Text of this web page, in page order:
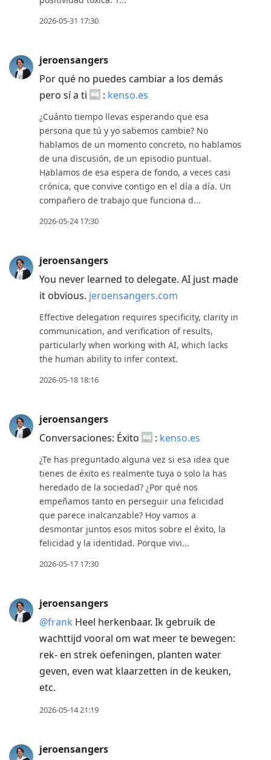
2026-05-31 17:30
jeroensangers
Por qué no puedes cambiar a los demás
pero sí a ti
: kenso.es
¿Cuánto tiempo llevas esperando que esa
persona que tú y yo sabemos cambie? No
hablamos de un momento concreto, no hablamos
de una discusión, de un episodio puntual.
Hablamos de esa espera de fondo, a veces casi
crónica, que convive contigo en el día a día. Un
compañero de trabajo que funciona d...
2026-05-24 17:30
jeroensangers
You never learned to delegate. AI just made
it obvious. jeroensangers.com
Effective delegation requires specificity, clarity in
communication, and verification of results,
particularly when working with AI, which lacks
the human ability to infer context.
2026-05-18 18:16
jeroensangers
Conversaciones: Éxito
: kenso.es
¿Te has preguntado alguna vez si esa idea que
tienes de éxito es realmente tuya o solo la has
heredado de la sociedad? ¿Por qué nos
empeñamos tanto en perseguir una felicidad
que parece inalcanzable? Hoy vamos a
desmontar juntos esos mitos sobre el éxito, la
felicidad y la identidad. Porque vivi...
2026-05-17 17:30
jeroensangers
@frank Heel herkenbaar. Ik gebruik de
wachttijd vooral om wat meer te bewegen:
rek- en strek oefeningen, planten water
geven, even wat klaarzetten in de keuken,
etc.
2026-05-14 21:19
jeroensangers